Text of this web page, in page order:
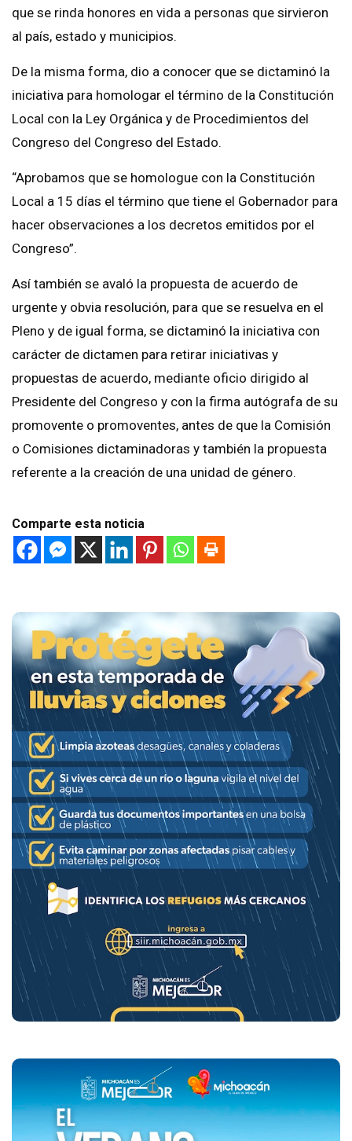
que se rinda honores en vida a personas que sirvieron
al país, estado y municipios.
De la misma forma, dio a conocer que se dictaminó la
iniciativa para homologar el término de la Constitución
Local con la Ley Orgánica y de Procedimientos del
Congreso del Congreso del Estado.
“Aprobamos que se homologue con la Constitución
Local a 15 días el término que tiene el Gobernador para
hacer observaciones a los decretos emitidos por el
Congreso”.
Así también se avaló la propuesta de acuerdo de
urgente y obvia resolución, para que se resuelva en el
Pleno y de igual forma, se dictaminó la iniciativa con
carácter de dictamen para retirar iniciativas y
propuestas de acuerdo, mediante oficio dirigido al
Presidente del Congreso y con la firma autógrafa de su
promovente o promoventes, antes de que la Comisión
o Comisiones dictaminadoras y también la propuesta
referente a la creación de una unidad de género.
Comparte esta noticia